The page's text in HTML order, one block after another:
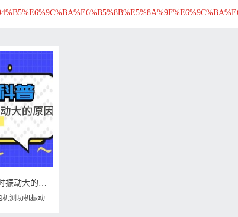
威格仪器-电机测功机试验时振动大的原因
机测功机振动